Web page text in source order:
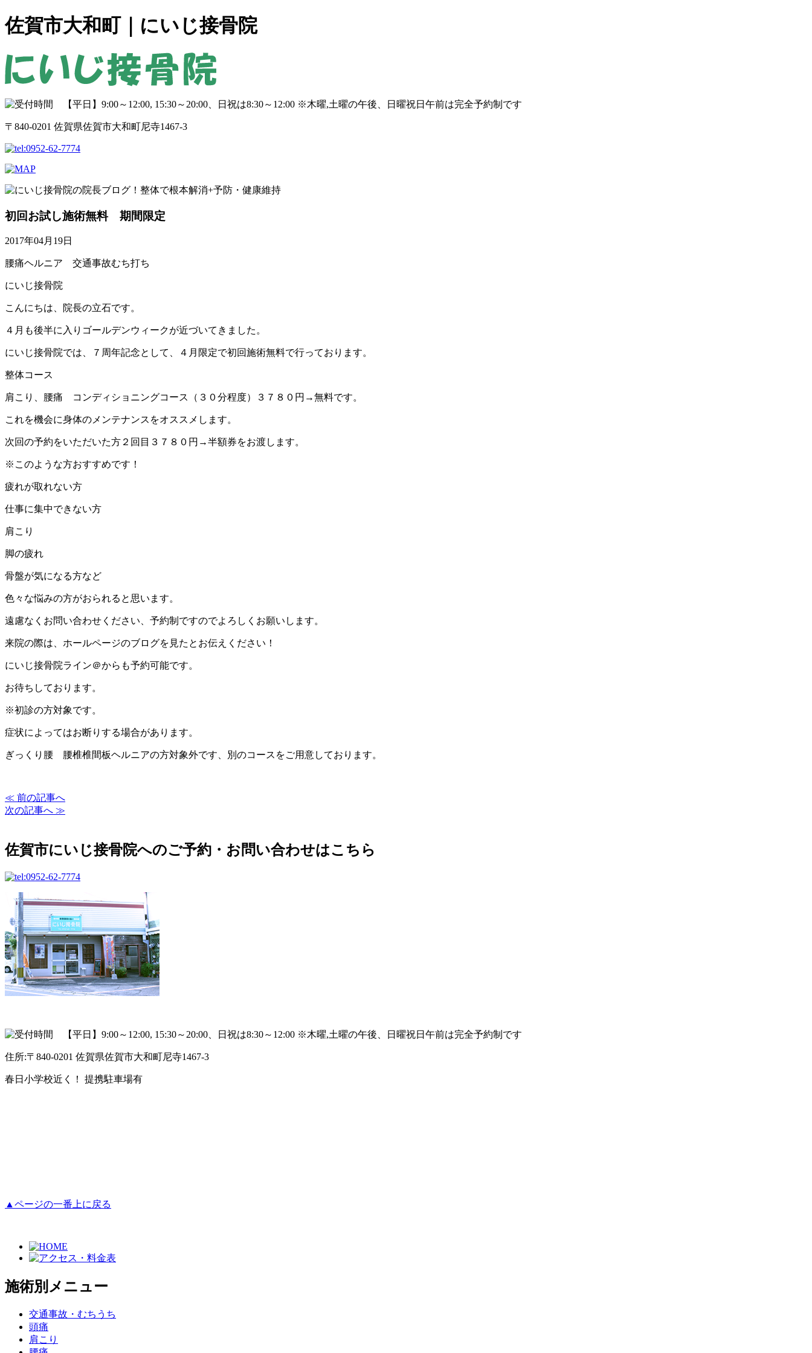
佐賀市大和町｜にいじ接骨院
〒840-0201 佐賀県佐賀市大和町尼寺1467-3
初回お試し施術無料 期間限定
2017年04月19日
腰痛ヘルニア 交通事故むち打ち
にいじ接骨院
こんにちは、院長の立石です。
４月も後半に入りゴールデンウィークが近づいてきました。
にいじ接骨院では、７周年記念として、４月限定で初回施術無料で行っております。
整体コース
肩こり、腰痛 コンディショニングコース（３０分程度）３７８０円→無料です。
これを機会に身体のメンテナンスをオススメします。
次回の予約をいただいた方２回目３７８０円→半額券をお渡します。
※このような方おすすめです！
疲れが取れない方
仕事に集中できない方
肩こり
脚の疲れ
骨盤が気になる方など
色々な悩みの方がおられると思います。
遠慮なくお問い合わせください、予約制ですのでよろしくお願いします。
来院の際は、ホールページのブログを見たとお伝えください！
にいじ接骨院ライン＠からも予約可能です。
お待ちしております。
※初診の方対象です。
症状によってはお断りする場合があります。
ぎっくり腰 腰椎椎間板ヘルニアの方対象外です、別のコースをご用意しております。
≪ 前の記事へ
次の記事へ ≫
佐賀市にいじ接骨院へのご予約・お問い合わせはこちら
住所:〒840-0201 佐賀県佐賀市大和町尼寺1467-3
春日小学校近く！ 提携駐車場有
▲ページの一番上に戻る
施術別メニュー
交通事故・むちうち
頭痛
肩こり